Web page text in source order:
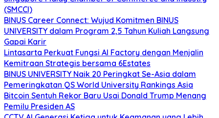
(SMCCI)
BINUS Career Connect: Wujud Komitmen BINUS
UNIVERSITY dalam Program 2,5 Tahun Kuliah Langsung
Gapai Karir
Lintasarta Perkuat Fungsi AI Factory dengan Menjalin
Kemitraan Strategis bersama 6Estates
BINUS UNIVERSITY Naik 20 Peringkat Se-Asia dalam
Pemeringkatan QS World University Rankings Asia
Bitcoin Sentuh Rekor Baru Usai Donald Trump Menang
Pemilu Presiden AS